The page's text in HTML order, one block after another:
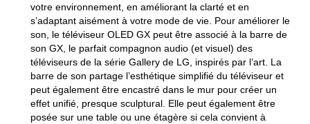
votre environnement, en améliorant la clarté et en
s’adaptant aisément à votre mode de vie. Pour améliorer le
son, le téléviseur OLED GX peut être associé à la barre de
son GX, le parfait compagnon audio (et visuel) des
téléviseurs de la série Gallery de LG, inspirés par l’art. La
barre de son partage l’esthétique simplifié du téléviseur et
peut également être encastré dans le mur pour créer un
effet unifié, presque sculptural. Elle peut également être
posée sur une table ou une étagère si cela convient à